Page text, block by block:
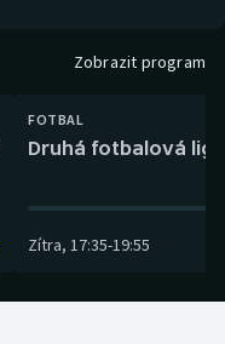
Zobrazit program
FOTBAL
Druhá fotbalová
Zítra, 17:35-19:55